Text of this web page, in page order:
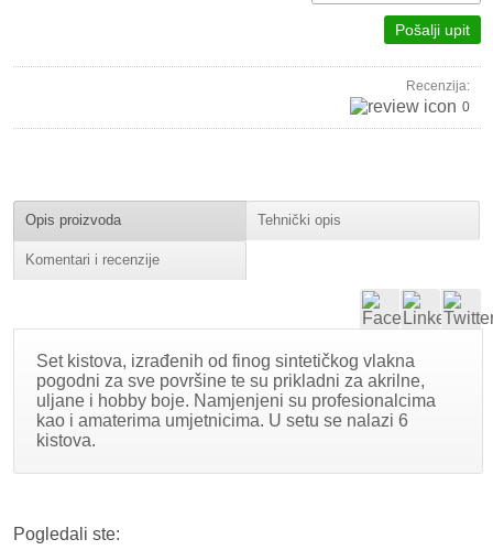
Pošalji upit
Recenzija:
0
Opis proizvoda Tehnički opis
Komentari i recenzije
Set kistova, izrađenih od finog sintetičkog vlakna
pogodni za sve površine te su prikladni za akrilne,
uljane i hobby boje. Namjenjeni su profesionalcima
kao i amaterima umjetnicima. U setu se nalazi 6
kistova.
Pogledali ste: